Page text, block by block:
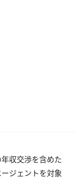
収交渉を含めた
ジェントを対象